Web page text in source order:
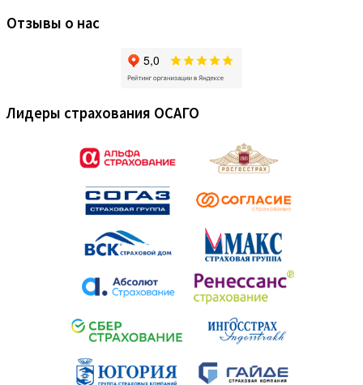
Отзывы о нас
Лидеры страхования ОСАГО